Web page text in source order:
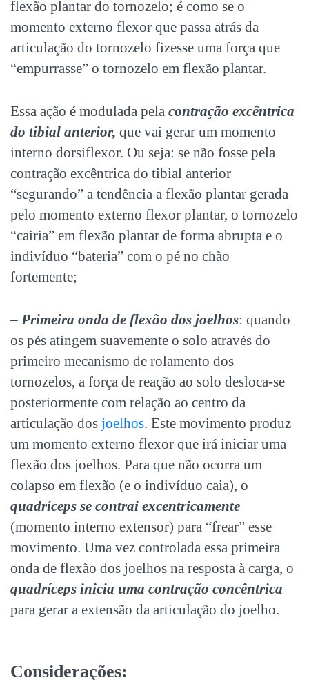
flexão plantar do tornozelo; é como se o
momento externo flexor que passa atrás da
articulação do tornozelo fizesse uma força que
“empurrasse” o tornozelo em flexão plantar.
Essa ação é modulada pela contração excêntrica
do tibial anterior, que vai gerar um momento
interno dorsiflexor. Ou seja: se não fosse pela
contração excêntrica do tibial anterior
“segurando” a tendência a flexão plantar gerada
pelo momento externo flexor plantar, o tornozelo
“cairia” em flexão plantar de forma abrupta e o
indivíduo “bateria” com o pé no chão
fortemente;
– Primeira onda de flexão dos joelhos: quando
os pés atingem suavemente o solo através do
primeiro mecanismo de rolamento dos
tornozelos, a força de reação ao solo desloca-se
posteriormente com relação ao centro da
articulação dos joelhos. Este movimento produz
um momento externo flexor que irá iniciar uma
flexão dos joelhos. Para que não ocorra um
colapso em flexão (e o indivíduo caia), o
quadríceps se contrai excentricamente
(momento interno extensor) para “frear” esse
movimento. Uma vez controlada essa primeira
onda de flexão dos joelhos na resposta à carga, o
quadríceps inicia uma contração concêntrica
para gerar a extensão da articulação do joelho.
Considerações: